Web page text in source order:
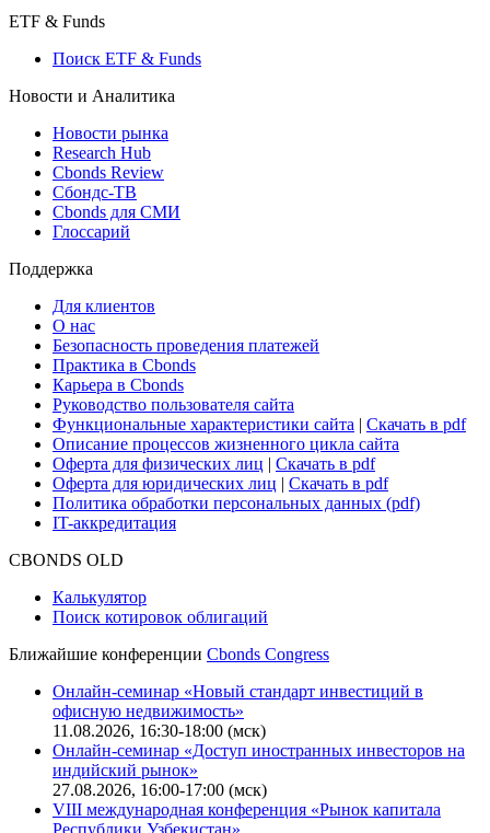
Макроэкономика
Виджет: Карта процентных ставок
ETF & Funds
Поиск ETF & Funds
Новости и Аналитика
Новости рынка
Research Hub
Сбондс-ТВ
Глоссарий
Поддержка
Для клиентов
О нас
Безопасность проведения платежей
Практика в Cbonds
Карьера в Cbonds
Руководство пользователя сайта
Функциональные характеристики сайта|Скачать в pdf
Описание процессов жизненного цикла сайта
Оферта для юридических лиц
IT-аккредитация
Поиск котировок облигаций
Ближайшие конференцииCbonds Congress
Онлайн-семинар «Новый стандарт инвестиций в
офисную недвижимость»
11.08.2026, 16:30-18:00 (мск)
Онлайн-семинар «Доступ иностранных инвесторов на